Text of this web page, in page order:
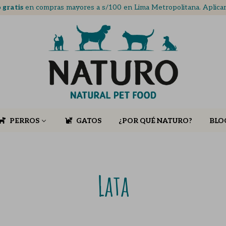
gratis en compras mayores a s/100 en Lima Metropolitana.
PERROS GATOS ¿POR QUÉ NATURO?
Lata